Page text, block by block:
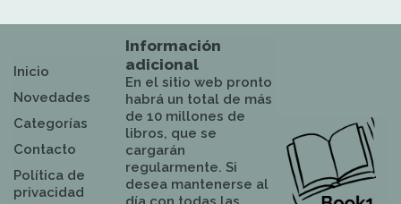
Inicio
Novedades
Categorías
Contacto
Política de
privacidad
Información
adicional
En el sitio web pronto
habrá un total de más
de 10 millones de
libros, que se
cargarán
regularmente. Si
desea mantenerse al